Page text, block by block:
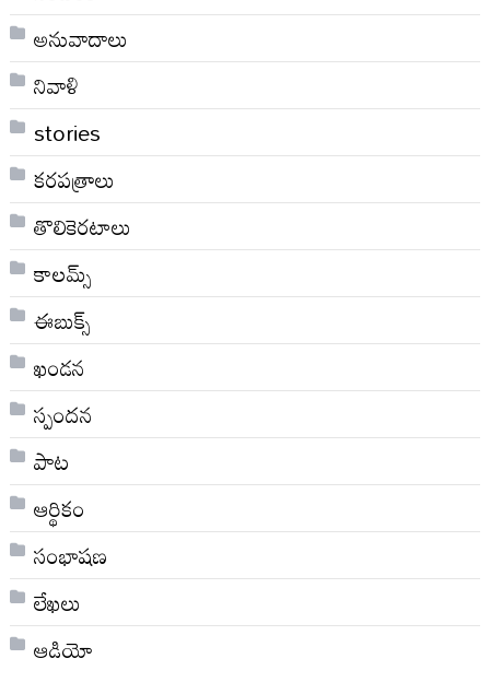
అనువాదాలు
నివాళి
stories
కరపత్రాలు
తొలికెరటాలు
కాలమ్స్
ఈబుక్స్
ఖండన
స్పందన
పాట
ఆర్థికం
సంభాషణ
లేఖలు
ఆడియో